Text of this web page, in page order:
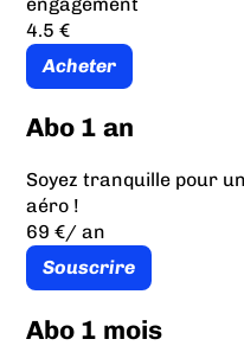
4.5 €
Acheter
Abo 1 an
Soyez tranquille pour
aéro !
69 €/ an
Souscrire
Abo 1 mois